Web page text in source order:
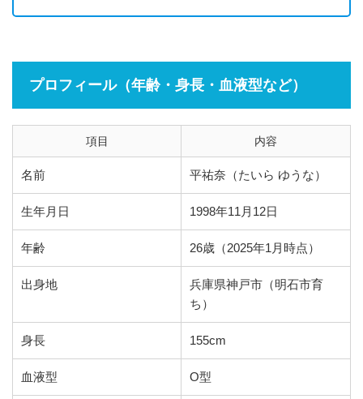
プロフィール（年齢・身長・血液型など）
項目 内容
名前 平祐奈（たいら ゆうな）
生年月日 1998年11月12日
年齢 26歳（2025年1月時点）
出身地
兵庫県神戸市（明石市育
ち）
身長 155cm
血液型 O型